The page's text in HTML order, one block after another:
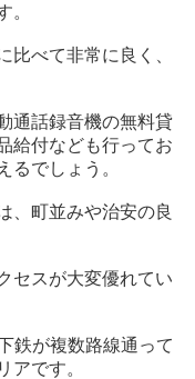
。
比べて非常に良く、
通話録音機の無料貸
給付なども行ってお
るでしょう。
、町並みや治安の良
セスが大変優れてい
鉄が複数路線通って
アです。